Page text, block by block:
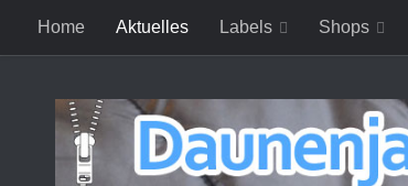
Zum Inhalt springen
Home Aktuelles Labels Shops